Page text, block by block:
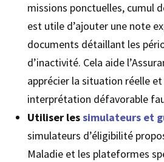
missions ponctuelles, cumul
est utile d’ajouter une note
documents détaillant les
d’inactivité. Cela aide
apprécier la situation réelle
interprétation défavorable
Utiliser lessimulateurs et
simulateurs d’éligibilité
Maladie et les plateformes